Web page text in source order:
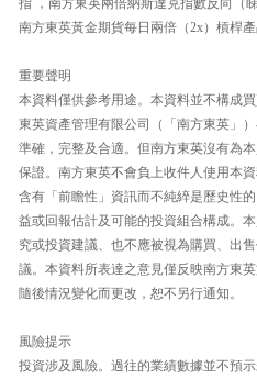
南方東英黃金期貨每日兩倍（2x）槓桿產
重要聲明
本資料僅供參考用途。本資料並不構成
東英資產管理有限公司（「南方東英」
準確，完整及合適。但南方東英沒有為
保證。南方東英不會負上收件人使用本
含有「前瞻性」資訊而不純綷是歷史性
益或回報估計及可能的投資組合構成。
究或投資建議、也不應被視為購買、出
議。本資料所表達之意見僅反映南方東
隨後情況變化而更改，恕不另行通知。
風險提示
投資涉及風險。過往的業績數據並不預